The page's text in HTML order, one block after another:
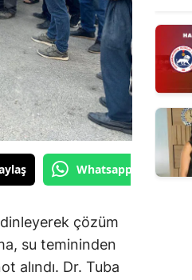
Whatsapp'tan
çözüm
su temininden
alındı. Dr. Tuba